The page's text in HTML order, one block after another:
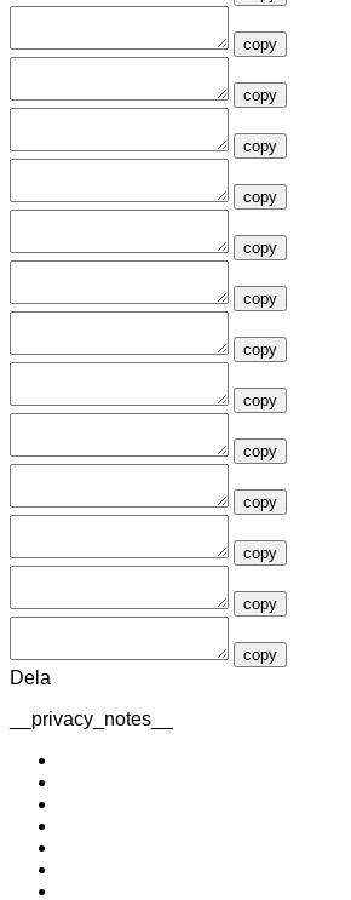
copy
copy
copy
copy
copy
copy
copy
copy
copy
copy
copy
copy
copy
Dela
__privacy_notes__